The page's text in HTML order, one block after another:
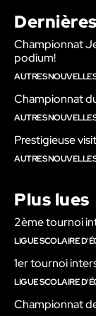
Championnat
podium!
AUTRES NOUVELLES
Championnat
AUTRES NOUVELLES
Prestigieuse
AUTRES NOUVELLES
Plus lues
2ème tournoi
LIGUE SCOLAIRE
1er tournoi
LIGUE SCOLAIRE
Championnat